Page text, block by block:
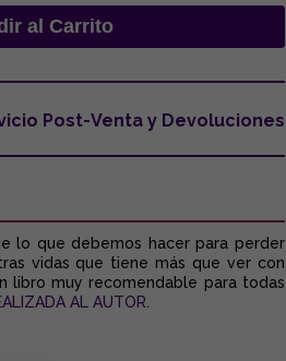
Post-Venta y Devoluciones
lo que debemos hacer para perder
vidas que tiene más que ver con
libro muy recomendable para todas
AL AUTOR.